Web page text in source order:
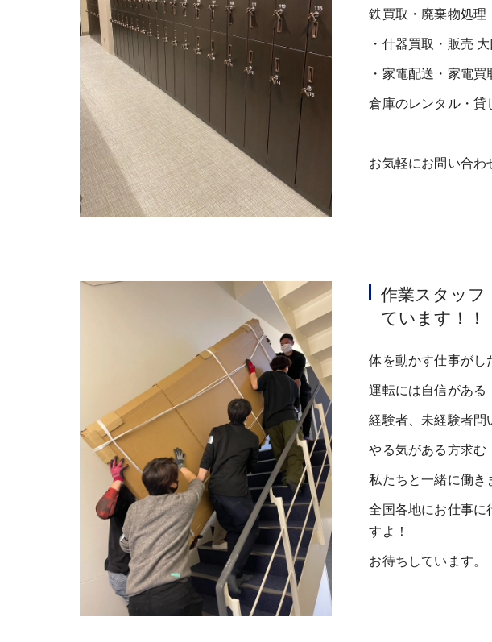
鉄買取・廃棄物処理
・什器買取・販売
・家電配送・家電買
倉庫のレンタル・
お気軽にお問い合わ
作業スタッフ
ています！！
体を動かす仕事がし
運転には自信がある
経験者、未経験者問
やる気がある方求む
私たちと一緒に働き
全国各地にお仕事に
すよ！
お待ちしています。